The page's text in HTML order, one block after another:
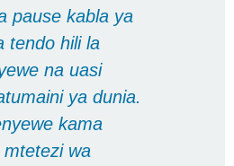
pause kabla ya
tendo hili la
na uasi
ya dunia.
kama
wa